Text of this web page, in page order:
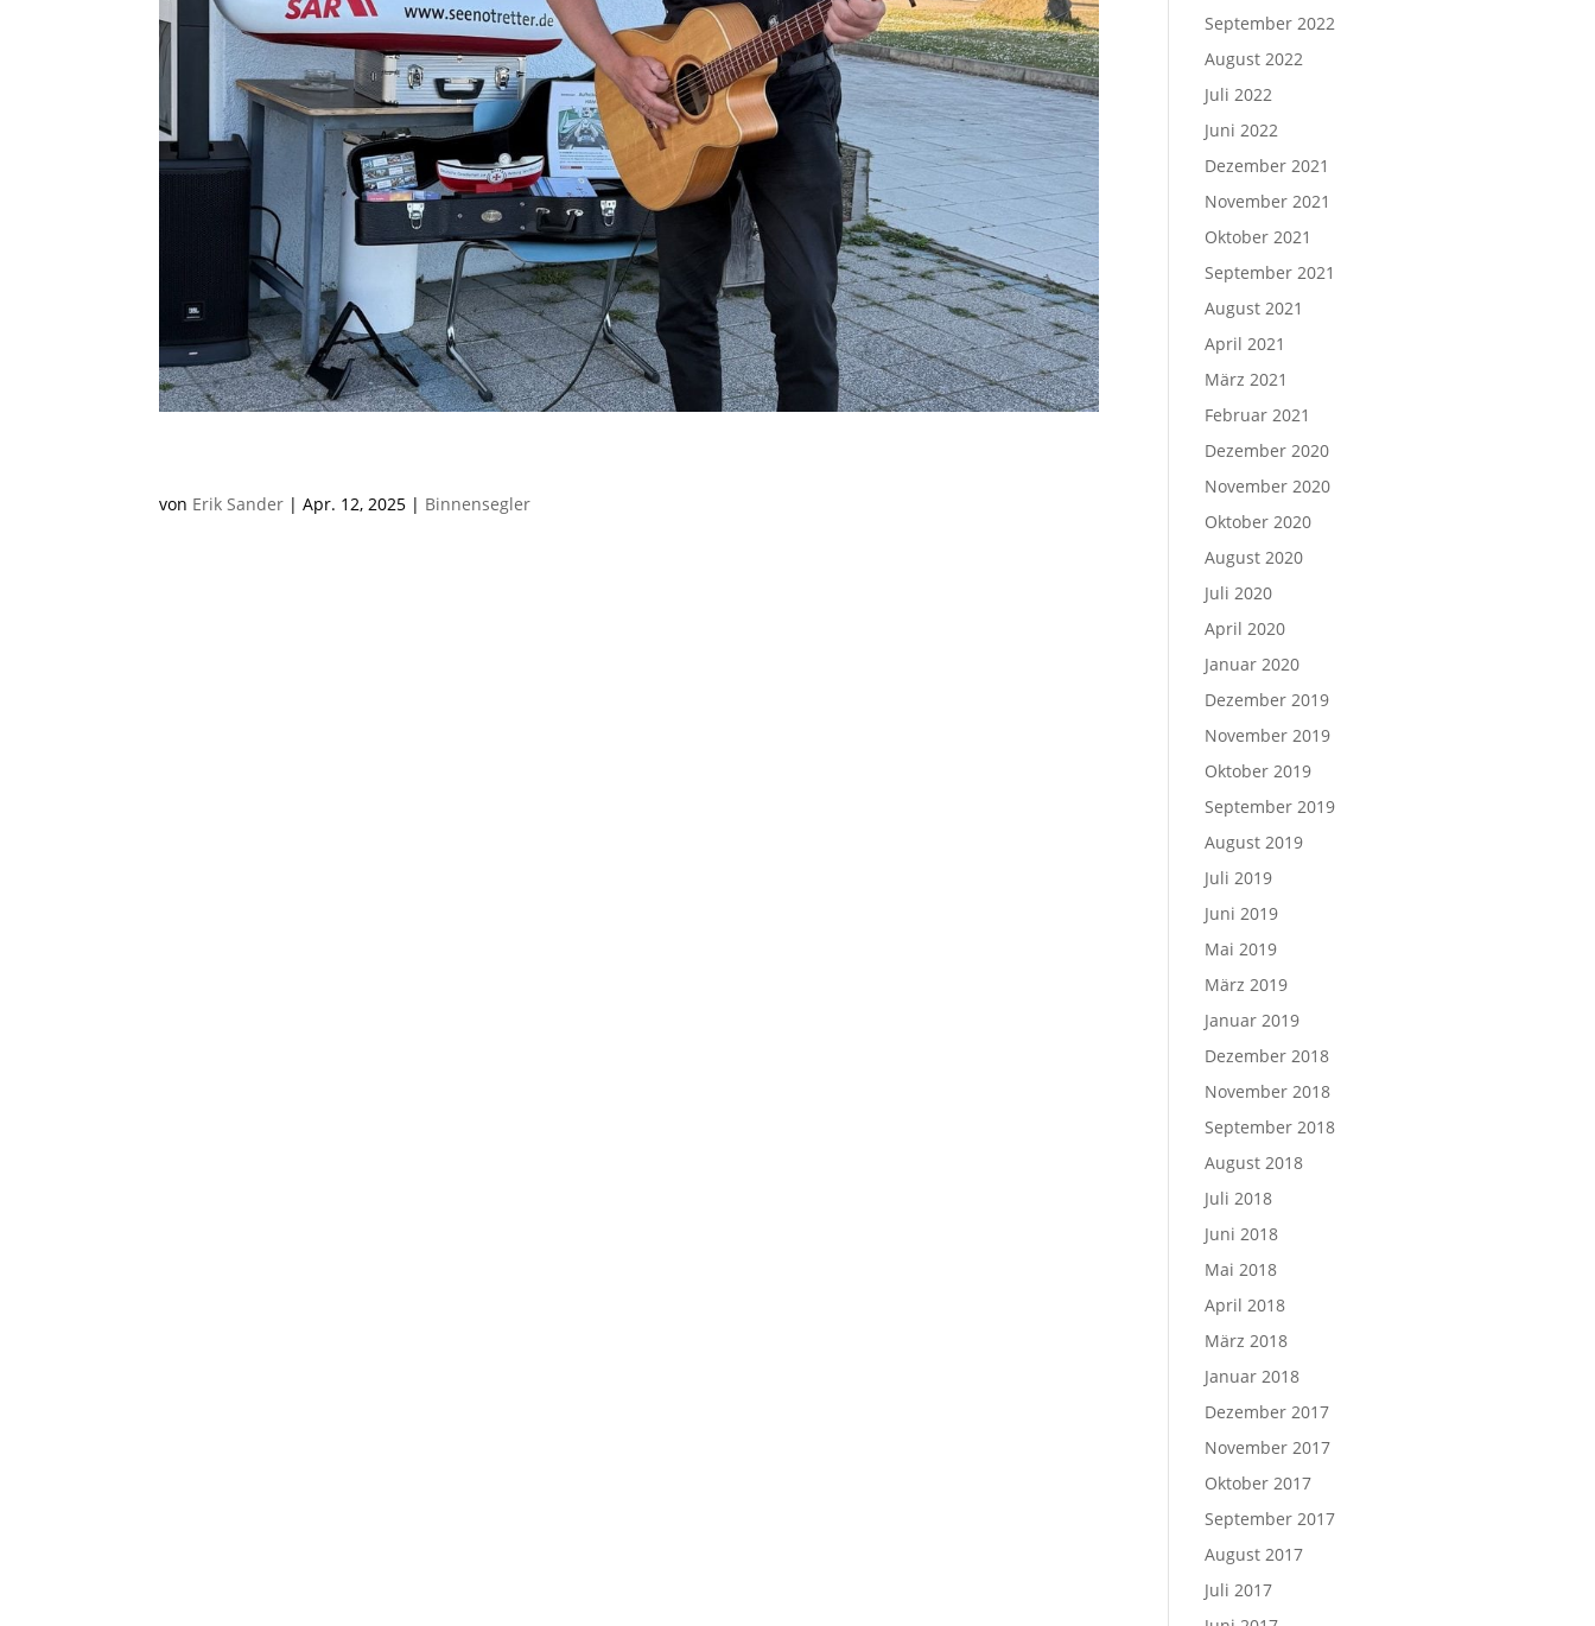
von Erik Sander |Apr. 12, 2025 | Binnensegler
September 2022
August 2022
Juli 2022
Juni 2022
Dezember 2021
November 2021
Oktober 2021
September 2021
August 2021
April 2021
März 2021
Februar 2021
Dezember 2020
November 2020
Oktober 2020
August 2020
Juli 2020
April 2020
Januar 2020
Dezember 2019
November 2019
Oktober 2019
September 2019
August 2019
Juli 2019
Juni 2019
Mai 2019
März 2019
Januar 2019
Dezember 2018
November 2018
September 2018
August 2018
Juli 2018
Juni 2018
Mai 2018
April 2018
März 2018
Januar 2018
Dezember 2017
November 2017
Oktober 2017
September 2017
August 2017
Juli 2017